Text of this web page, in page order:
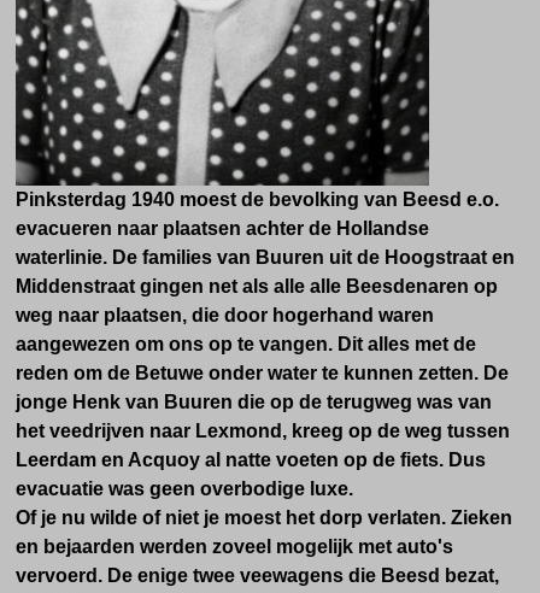
Pinksterdag 1940 moest de bevolking van Beesd e.o.
evacueren naar plaatsen achter de Hollandse
waterlinie. De families van Buuren uit de Hoogstraat en
Middenstraat gingen net als alle alle Beesdenaren op
weg naar plaatsen, die door hogerhand waren
aangewezen om ons op te vangen. Dit alles met de
reden om de Betuwe onder water te kunnen zetten. De
jonge Henk van Buuren die op de terugweg was van
het veedrijven naar Lexmond, kreeg op de weg tussen
Leerdam en Acquoy al natte voeten op de fiets. Dus
evacuatie was geen overbodige luxe.
Of je nu wilde of niet je moest het dorp verlaten. Zieken
en bejaarden werden zoveel mogelijk met auto's
vervoerd. De enige twee veewagens die Beesd bezat,